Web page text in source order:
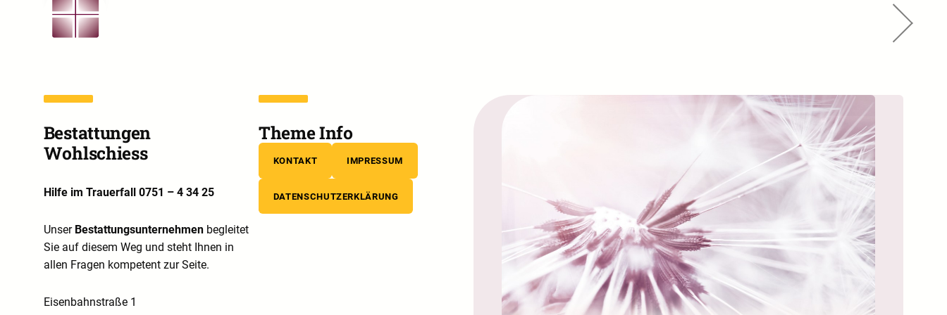
Bestattungen
Wohlschiess
Hilfe im Trauerfall 0751 – 4 34 25
Unser Bestattungsunternehmenbegleitet
Sie auf diesem Weg und steht Ihnen in
allen Fragen kompetent zur Seite.
Eisenbahnstraße 1
Theme Info
KONTAKT IMPRESSUM
DATENSCHUTZERKLÄRUNG